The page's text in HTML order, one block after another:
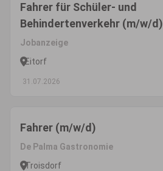
Fahrer für Schüler- und
Behindertenverkehr (m/w/d)
Jobanzeige
Eitorf
31.07.2026
Fahrer (m/w/d)
De Palma Gastronomie
Troisdorf